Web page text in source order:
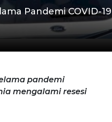
Pandemi COVID-19
pandemi
mengalami resesi